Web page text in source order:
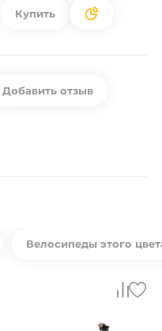
Купить
Добавить отзыв
Велосипеды этого